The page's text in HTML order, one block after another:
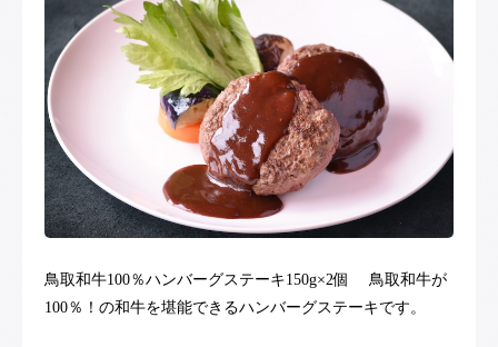
鳥取和牛100％ハンバーグステーキ150g×2個 鳥取和牛が
100％！の和牛を堪能できるハンバーグステーキです。